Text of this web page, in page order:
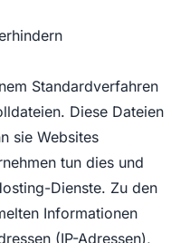
Standardverfahren
Diese Dateien
sie Websites
tun dies und
Dienste. Zu den
Informationen
(IP-Adressen),